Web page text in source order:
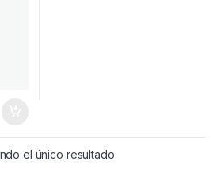
el único resultado